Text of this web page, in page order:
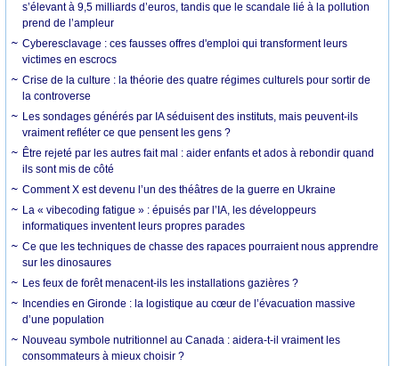
s’élevant à 9,5 milliards d’euros, tandis que le scandale lié à la pollution
prend de l’ampleur
Cyberesclavage : ces fausses offres d'emploi qui transforment leurs
victimes en escrocs
Crise de la culture : la théorie des quatre régimes culturels pour sortir de
la controverse
Les sondages générés par IA séduisent des instituts, mais peuvent-ils
vraiment refléter ce que pensent les gens ?
Être rejeté par les autres fait mal : aider enfants et ados à rebondir quand
ils sont mis de côté
Comment X est devenu l’un des théâtres de la guerre en Ukraine
La « vibecoding fatigue » : épuisés par l’IA, les développeurs
informatiques inventent leurs propres parades
Ce que les techniques de chasse des rapaces pourraient nous apprendre
sur les dinosaures
Les feux de forêt menacent-ils les installations gazières ?
Incendies en Gironde : la logistique au cœur de l’évacuation massive
d’une population
Nouveau symbole nutritionnel au Canada : aidera-t-il vraiment les
consommateurs à mieux choisir ?